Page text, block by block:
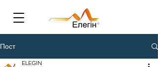
Пост
ELEGIN